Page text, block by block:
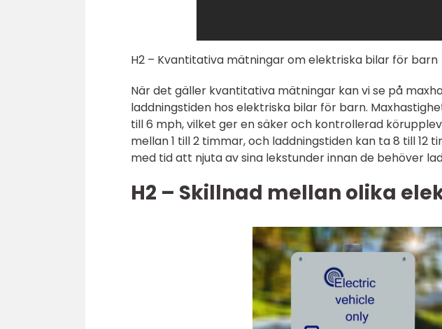
H2 – Kvantitativa mätningar om elektriska bilar för barn
När det gäller kvantitativa mätningar kan vi se på
laddningstiden hos elektriska bilar för barn.
till 6 mph, vilket ger en säker och kontrollerad
mellan 1 till 2 timmar, och laddningstiden kan ta 8 till
med tid att njuta av sina lekstunder innan de behöver
H2 – Skillnad mellan olika